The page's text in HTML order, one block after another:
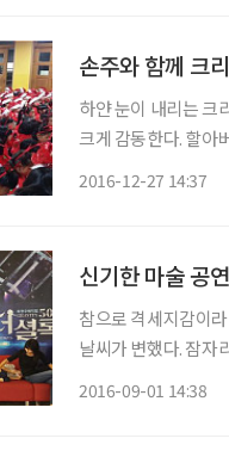
손주와 함께 크
하얀 눈이 내리는 크
크게 감동한다. 할아
2016-12-27 14:37
신기한 마술 공연
참으로 격세지감이
날씨가 변했다. 잠자
2016-09-01 14:38